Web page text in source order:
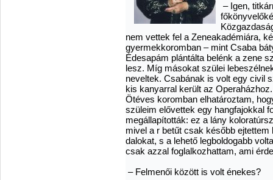
– Igen,
nem vettek fel a Zeneakadémiára,
gyermekkoromban – mint Csaba
Édesapám plántálta belénk a zene
lesz. Míg másokat szülei
neveltek. Csabának is volt egy civil
kis kanyarral került az
Ötéves koromban elhatároztam,
szüleim elővettek egy hangfajokkal
megállapították: ez a lány
mivel a r betűt csak később
dalokat, s a lehető legboldogabb
csak azzal foglalkozhattam, ami
– Felmenői között is volt énekes?